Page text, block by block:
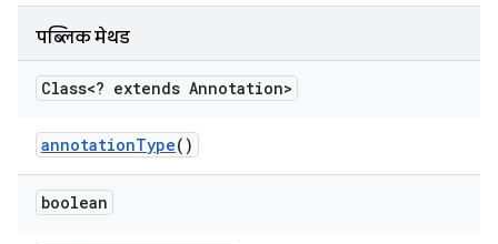
पब्लिक मेथड
Class<? extends Annotation>
annotationType()
boolean